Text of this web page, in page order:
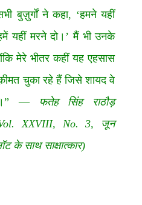
बुज़ुर्गों ने कहा, ‘हमने यहीं
यहीं मरने दो।’ मैं भी उनके
मेरे भीतर कहीं यह एहसास
चुका रहे हैं जिसे शायद वे
—
फतेह सिंह राठौड़
XXVIII, No. 3, जून
के साथ साक्षात्कार)